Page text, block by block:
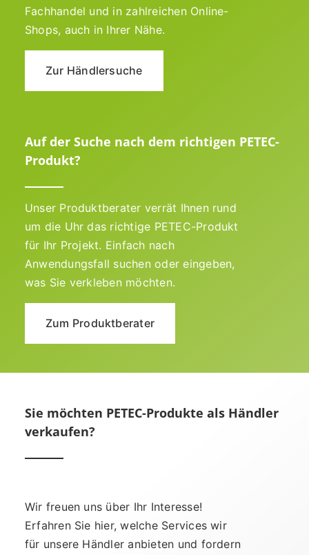
Fachhandel und in zahlreichen Online-
Shops, auch in Ihrer Nähe.
Zur Händlersuche
Auf der Suche nach dem richtigen PETEC-
Produkt?
Unser Produktberater verrät Ihnen rund
um die Uhr das richtige PETEC-Produkt
für Ihr Projekt. Einfach nach
Anwendungsfall suchen oder eingeben,
was Sie verkleben möchten.
Zum Produktberater
Sie möchten PETEC-Produkte als Händler
verkaufen?
Wir freuen uns über Ihr Interesse!
Erfahren Sie hier, welche Services wir
für unsere Händler anbieten und fordern